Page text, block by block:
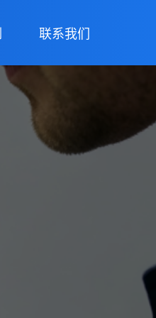
联系我们